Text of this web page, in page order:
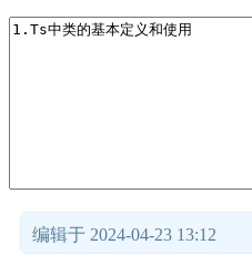
编辑于 2024-04-23 13:12